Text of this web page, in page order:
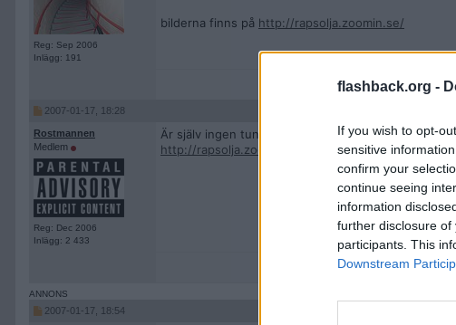
flashback.org -
If you wish to opt-
sensitive
confirm your
continue seeing
information
further disclosure of
participants. This
Downstream
Reg: Sep 2006
Inlägg: 191
bilderna finns på http://rapsolja.zoomin.se/
2007-01-17, 18:28
Rostmannen
Medlem
Reg: Dec 2006
Inlägg: 2 433
Är själv ingen tunnelperson, men denna bilden
http://rapsolja.zoomin.se/
2007-01-17, 18:54